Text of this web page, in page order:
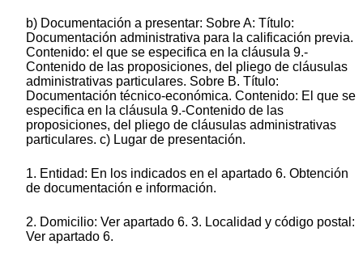
b) Documentación a presentar: Sobre A: Título:
Documentación administrativa para la calificación previa.
Contenido: el que se especifica en la cláusula 9.-
Contenido de las proposiciones, del pliego de cláusulas
administrativas particulares. Sobre B. Título:
Documentación técnico-económica. Contenido: El que se
especifica en la cláusula 9.-Contenido de las
proposiciones, del pliego de cláusulas administrativas
particulares. c) Lugar de presentación.
1. Entidad: En los indicados en el apartado 6. Obtención
de documentación e información.
2. Domicilio: Ver apartado 6. 3. Localidad y código postal:
Ver apartado 6.